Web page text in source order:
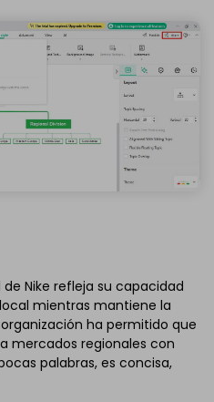
Nike refleja su capacidad
mientras mantiene la
ha permitido que
mercados regionales con
palabras, es concisa,